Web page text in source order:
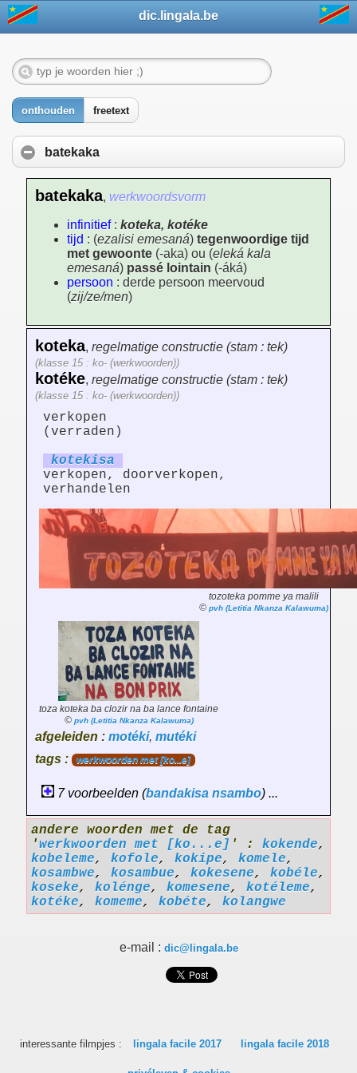
dic.lingala.be
onthouden freetext
batekaka
batekaka, werkwoordsvorm
infinitief: koteka, kotéke
tijd : (ezalisi emesaná) tegenwoordige tijd
met gewoonte (-aka) ou (eleká kala
emesaná) passé lointain (-áká)
persoon : derde persoon meervoud
(zij/ze/men)
koteka, regelmatige constructie (stam : tek)
(klasse 15 : ko- (werkwoorden))
kotéke, regelmatige constructie (stam : tek)
(klasse 15 : ko- (werkwoorden))
verkopen
(verraden)
kotekisa
verkopen, doorverkopen,
verhandelen
tozoteka pomme ya malili
© pvh (Letitia Nkanza Kalawuma)
toza koteka ba clozir na ba lance fontaine
© pvh (Letitia Nkanza Kalawuma)
afgeleiden : motéki, mutéki
tags :
werkwoorden met [ko...e]
7 voorbeelden (bandakisa nsambo) ...
andere woorden met de tag
'werkwoorden met [ko...e] ' : kokende,
kobeleme, kofole, kokipe, komele,
kosambwe, kosambue, kokesene, kobéle,
koseke, kolénge, komesene, kotéleme,
kotéke, komeme, kobéte, kolangwe
e-mail : dic@lingala.be
interessante filmpjes : lingala facile 2017 lingala facile 2018